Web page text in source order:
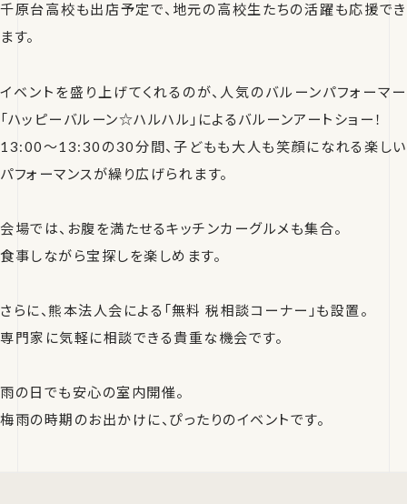
千原台高校も出店予定で、地元の高校生たちの活躍も応援でき
ます。
イベントを盛り上げてくれるのが、人気のバルーンパフォーマー
「ハッピーバルーン☆ハルハル」によるバルーンアートショー！
13:00〜13:30の30分間、子どもも大人も笑顔になれる楽しい
パフォーマンスが繰り広げられます。
会場では、お腹を満たせるキッチンカーグルメも集合。
食事しながら宝探しを楽しめます。
さらに、熊本法人会による「無料 税相談コーナー」も設置。
専門家に気軽に相談できる貴重な機会です。
雨の日でも安心の室内開催。
梅雨の時期のお出かけに、ぴったりのイベントです。